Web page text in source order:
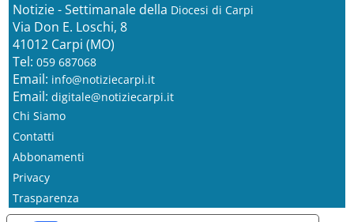
Notizie - Settimanale della Diocesi di Carpi
Via Don E. Loschi, 8
41012 Carpi (MO)
Tel: 059 687068
Email: info@notiziecarpi.it
Email: digitale@notiziecarpi.it
Chi Siamo
Contatti
Abbonamenti
Privacy
Trasparenza